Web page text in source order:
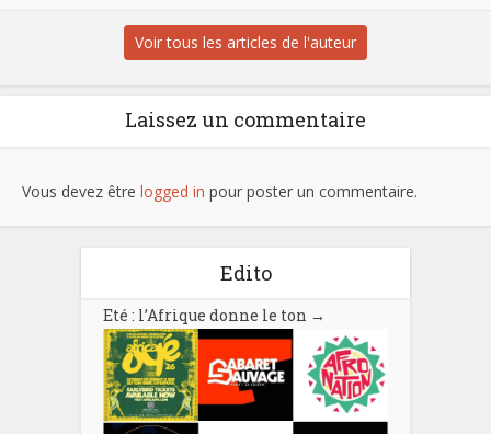
Voir tous les articles de l'auteur
Laissez un commentaire
Vous devez être logged in pour poster un commentaire.
Edito
Eté : l’Afrique donne le ton →